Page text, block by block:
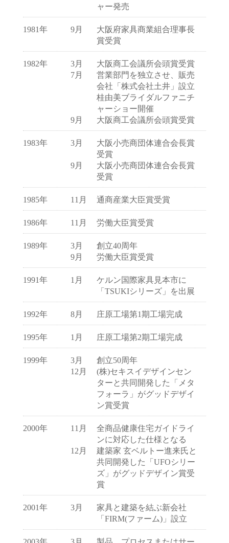
ャー発売
1981年 9月
大阪府家具商業組合理事長
賞受賞
1982年 3月
大阪商工会議所会頭賞受賞
7月
営業部門を独立させ、販売
会社「株式会社土井」設立
桂由美ブライダルファニチ
ャーショー開催
9月
大阪商工会議所会頭賞受賞
1983年 3月
大阪小売商団体連合会長賞
受賞
9月
大阪小売商団体連合会長賞
受賞
1985年 11月 通商産業大臣賞受賞
1986年 11月 労働大臣賞受賞
1989年 3月
創立40周年
9月
労働大臣賞受賞
1991年 1月
ケルン国際家具見本市に
「TSUKIシリーズ」を出展
1992年 8月 庄原工場第1期工場完成
1995年 1月 庄原工場第2期工場完成
1999年 3月
創立50周年
12月
(株)セキスイデザインセン
ターと共同開発した「メタ
フォーラ」がグッドデザイ
ン賞受賞
2000年 11月
全商品健康住宅ガイドライ
ンに対応した仕様となる
12月
建築家 玄ベルトー進来氏と
共同開発した「UFOシリー
ズ」がグッドデザイン賞受
賞
2001年 3月
家具と建築を結ぶ新会社
「FIRM(ファーム)」設立